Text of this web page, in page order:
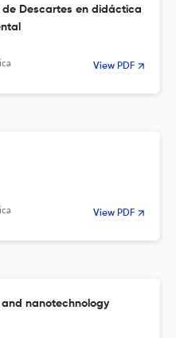
Descartes en didáctica
View PDF
View PDF
nanotechnology